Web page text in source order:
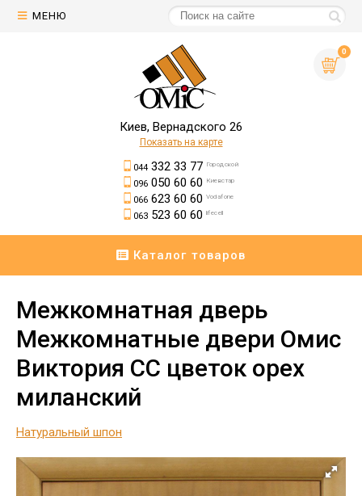
МЕНЮ
0
Киев, Вернадского 26
Показать на карте
044332 33 77 Городской
096050 60 60 Киевстар
066623 60 60 Vodafone
063523 60 60 lifecell
Каталог товаров
Межкомнатная дверь
Межкомнатные двери Омис
Виктория СС цветок орех
миланский
Натуральный шпон